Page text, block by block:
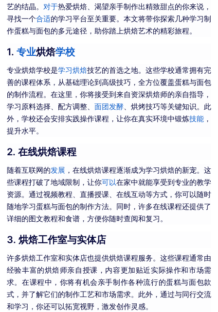
艺的结晶。 对于热爱烘焙、渴望亲手制作出精致甜点的你来说，
寻找一个合适的学习平台至关重要。本文将带你探索几种学习制
作蛋糕与面包的多元途径，助你踏上烘焙艺术的精彩旅程。
1. 专业烘焙学校
专业烘焙学校是学习烘焙技艺的首选之地。这些学校通常拥有完
善的课程体系，从基础理论到高级技巧，全方位覆盖蛋糕与面包
的制作流程。在这里，你将接受到来自资深烘焙师的亲自指导，
学习原料选择、配方调整、 面团发酵、烘烤技巧等关键知识。此
外，学校还会安排实践操作课程，让你在真实环境中锻炼技能 ，
提升水平。
2. 在线烘焙课程
随着互联网的发展 ，在线烘焙课程逐渐成为学习烘焙的新宠。这
些课程打破了地域限制，让你可以在家中就能享受到专业的教学
资源。通过视频教程、直播授课、在线互动等方式，你可以随时
随地学习蛋糕与面包的制作方法。同时，许多在线课程还提供了
详细的图文教程和食谱，方便你随时查阅和复习。
3. 烘焙工作室与实体店
许多烘焙工作室和实体店也提供烘焙课程服务。这些课程通常由
经验丰富的烘焙师亲自授课，内容更加贴近实际操作和市场需
求。在课程中，你将有机会亲手制作各种流行的蛋糕与面包款
式，并了解它们的制作工艺和市场需求。此外，通过与同行交流
和学习，你还可以拓宽视野，激发创作灵感。